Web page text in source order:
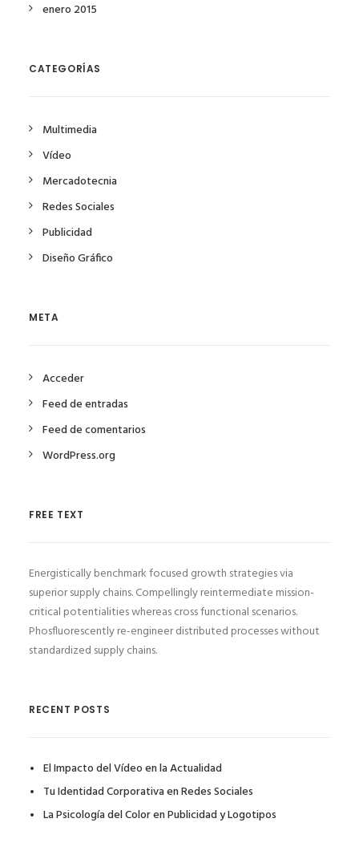
enero 2015
CATEGORÍAS
Multimedia
Vídeo
Mercadotecnia
Redes Sociales
Publicidad
Diseño Gráfico
META
Acceder
Feed de entradas
Feed de comentarios
WordPress.org
FREE TEXT
Energistically benchmark focused growth strategies via
superior supply chains. Compellingly reintermediate mission-
critical potentialities whereas cross functional scenarios.
Phosfluorescently re-engineer distributed processes without
standardized supply chains.
RECENT POSTS
El Impacto del Vídeo en la Actualidad
Tu Identidad Corporativa en Redes Sociales
La Psicología del Color en Publicidad y Logotipos